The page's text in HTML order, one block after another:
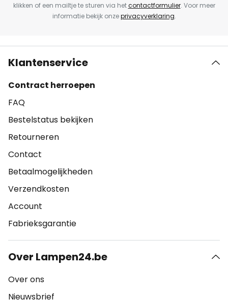
klikken of een mailtje te sturen via hetcontactformulier. Voor meer
informatie bekijk onzeprivacyverklaring.
Klantenservice
Contract herroepen
FAQ
Bestelstatus bekijken
Retourneren
Contact
Betaalmogelijkheden
Verzendkosten
Account
Fabrieksgarantie
Over Lampen24.be
Over ons
Nieuwsbrief